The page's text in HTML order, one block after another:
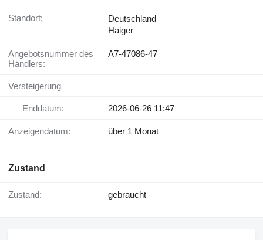
Standort:
Deutschland
Haiger
Angebotsnummer des
Händlers:
A7-47086-47
Versteigerung
Enddatum: 2026-06-26 11:47
Anzeigendatum: über 1 Monat
Zustand
Zustand: gebraucht